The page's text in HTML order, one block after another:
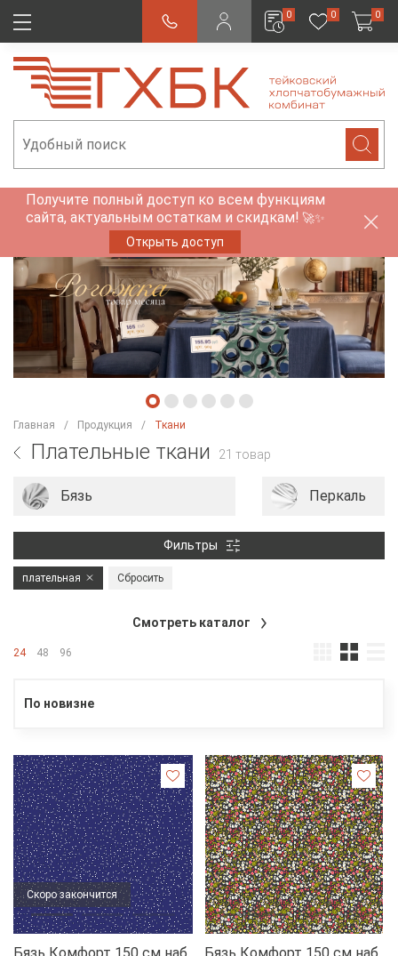
0 0 0
Получите полный доступ ко всем функциям
сайта, актуальным остаткам и скидкам! 🚀✨
Открыть доступ
Главная Продукция Ткани
Плательные ткани 21 товар
Бязь Перкаль
Фильтры
плательная Сбросить
Смотреть каталог
24 48 96
По новизне
Скоро закончится